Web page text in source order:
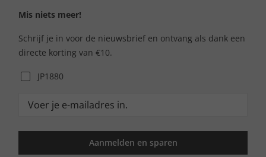
Mis niets meer!
Schrijf je in voor de nieuwsbrief en ontvang als dank een
directe korting van €10.
JP1880
Aanmelden en sparen